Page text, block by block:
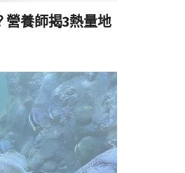
營養師揭3熱量地